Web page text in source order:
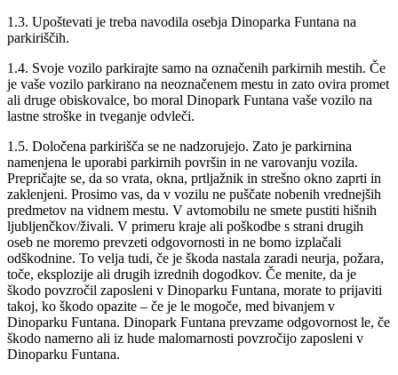
1.3. Upoštevati je treba navodila osebja Dinoparka Funtana na
parkiriščih.
1.4. Svoje vozilo parkirajte samo na označenih parkirnih mestih. Če
je vaše vozilo parkirano na neoznačenem mestu in zato ovira promet
ali druge obiskovalce, bo moral Dinopark Funtana vaše vozilo na
lastne stroške in tveganje odvleči.
1.5. Določena parkirišča se ne nadzorujejo. Zato je parkirnina
namenjena le uporabi parkirnih površin in ne varovanju vozila.
Prepričajte se, da so vrata, okna, prtljažnik in strešno okno zaprti in
zaklenjeni. Prosimo vas, da v vozilu ne puščate nobenih vrednejših
predmetov na vidnem mestu. V avtomobilu ne smete pustiti hišnih
ljubljenčkov/živali. V primeru kraje ali poškodbe s strani drugih
oseb ne moremo prevzeti odgovornosti in ne bomo izplačali
odškodnine. To velja tudi, če je škoda nastala zaradi neurja, požara,
toče, eksplozije ali drugih izrednih dogodkov. Če menite, da je
škodo povzročil zaposleni v Dinoparku Funtana, morate to prijaviti
takoj, ko škodo opazite – če je le mogoče, med bivanjem v
Dinoparku Funtana. Dinopark Funtana prevzame odgovornost le, če
škodo namerno ali iz hude malomarnosti povzročijo zaposleni v
Dinoparku Funtana.